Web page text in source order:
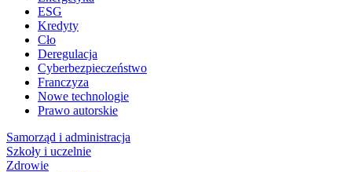
ESG
Kredyty
Cło
Deregulacja
Cyberbezpieczeństwo
Franczyza
Nowe technologie
Prawo autorskie
Samorząd i administracja
Szkoły i uczelnie
Zdrowie